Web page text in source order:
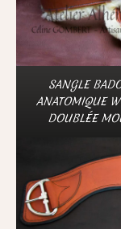
SANGLE
ANATOMIQUE
DOUBLÉE